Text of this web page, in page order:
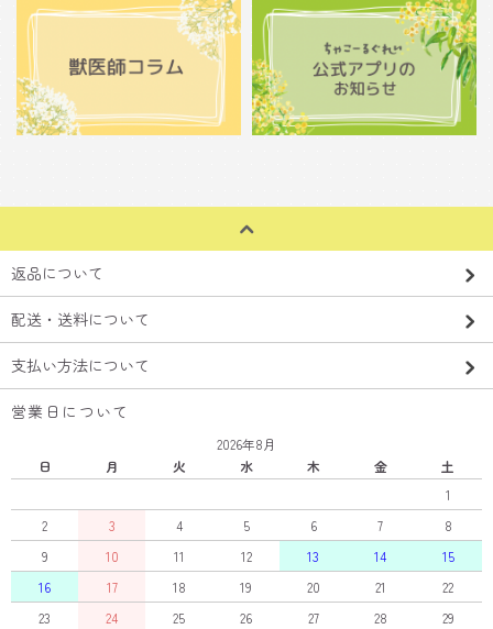
返品について
配送・送料について
支払い方法について
営業日について
2026年8月
日
月 火 水 木 金
土
1
2
3 4 5 6 7
8
9
10 11 12 13 14
15
16
17 18 19 20 21
22
23
24 25 26 27 28
29